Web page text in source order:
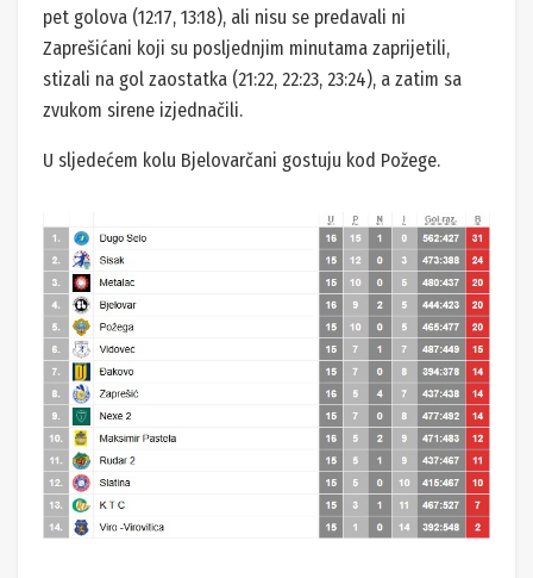
pet golova (12:17, 13:18), ali nisu se predavali ni
Zaprešićani koji su posljednjim minutama zaprijetili,
stizali na gol zaostatka (21:22, 22:23, 23:24), a zatim sa
zvukom sirene izjednačili.
U sljedećem kolu Bjelovarčani gostuju kod Požege.